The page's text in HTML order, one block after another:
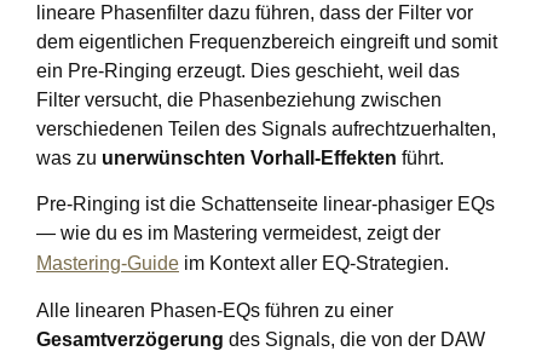
lineare Phasenfilter dazu führen, dass der Filter vor
dem eigentlichen Frequenzbereich eingreift und somit
ein Pre-Ringing erzeugt. Dies geschieht, weil das
Filter versucht, die Phasenbeziehung zwischen
verschiedenen Teilen des Signals aufrechtzuerhalten,
was zu unerwünschten Vorhall-Effekten führt.
Pre-Ringing ist die Schattenseite linear-phasiger EQs
— wie du es im Mastering vermeidest, zeigt der
Mastering-Guide im Kontext aller EQ-Strategien.
Alle linearen Phasen-EQs führen zu einer
Gesamtverzögerung des Signals, die von der DAW